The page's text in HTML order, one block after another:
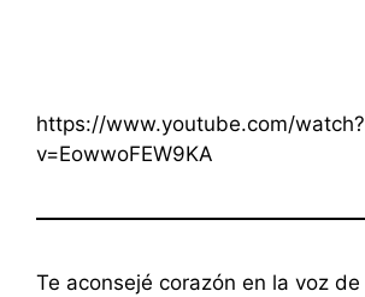
https://www.youtube.com/watch?
v=EowwoFEW9KA
Te aconsejé corazón en la voz de